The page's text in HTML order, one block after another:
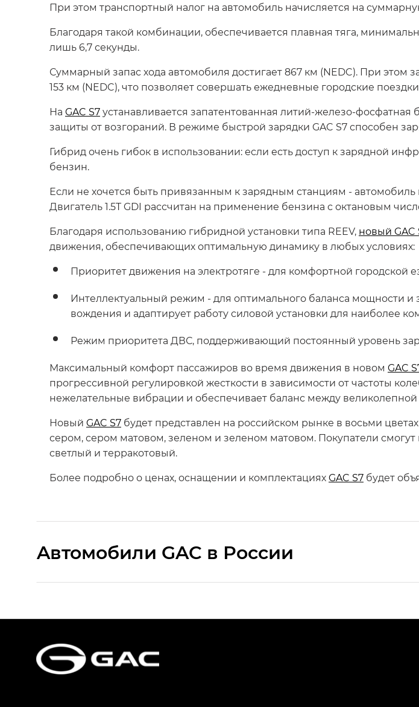
При этом транспортный налог на автомобиль начисляется на
Благодаря такой комбинации, обеспечивается плавная тяга,
лишь 6,7 секунды.
Суммарный запас хода автомобиля достигает 867 км (NEDC). При этом
153 км (NEDC), что позволяет совершать ежедневные городские
На GAC S7устанавливается запатентованная литий-железо-
защиты от возгораний. В режиме быстрой зарядки GAC S7 способен
Гибрид очень гибок в использовании: если есть доступ к зарядной
бензин.
Если не хочется быть привязанным к зарядным станциям -
Двигатель 1.5T GDI рассчитан на применение бензина с октановым
Благодаря использованию гибридной установки типа REEV, новый GAC
движения, обеспечивающих оптимальную динамику в любых условиях:
Приоритет движения на электротяге - для комфортной городской
Интеллектуальный режим - для оптимального баланса мощности и
вождения и адаптирует работу силовой установки для наиболее
Режим приоритета ДВС, поддерживающий постоянный уровень
Максимальный комфорт пассажиров во время движения в новом GAC
прогрессивной регулировкой жесткости в зависимости от частоты
нежелательные вибрации и обеспечивает баланс между
Новый GAC S7 будет представлен на российском рынке в восьми
сером, сером матовом, зеленом и зеленом матовом. Покупатели
светлый и терракотовый.
Более подробно о ценах, оснащении и комплектацияхGAC S7 будет
Aвтомобили GAC в России
HYPTEC HT — Хайптек Эйч Ти (HYPTEC HT) в комплектации Экс